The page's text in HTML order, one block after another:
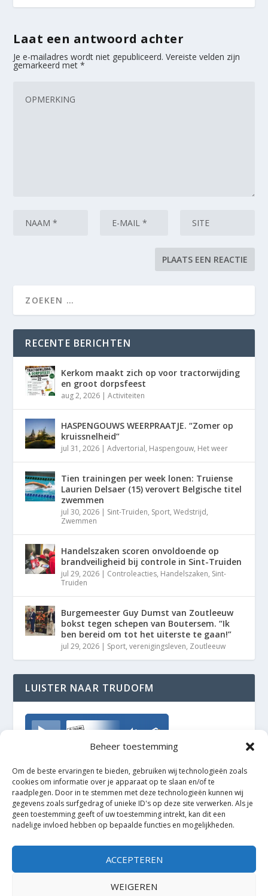
Beheer toestemming
Om de beste ervaringen te bieden, gebruiken wij technologieën zoals
cookies om informatie over je apparaat op te slaan en/of te
raadplegen. Door in te stemmen met deze technologieën kunnen wij
gegevens zoals surfgedrag of unieke ID's op deze site verwerken. Als je
geen toestemming geeft of uw toestemming intrekt, kan dit een
nadelige invloed hebben op bepaalde functies en mogelijkheden.
ACCEPTEREN
WEIGEREN
Laat een antwoord achter
Je e-mailadres wordt niet gepubliceerd. Vereiste velden zijn
gemarkeerd met*
RECENTE BERICHTEN
Kerkom maakt zich op voor tractorwijding
en groot dorpsfeest
aug 2, 2026 |Activiteiten
HASPENGOUWS WEERPRAATJE. “Zomer op
kruissnelheid”
jul 31, 2026 |Advertorial, Haspengouw, Het weer
Tien trainingen per week lonen: Truiense
Laurien Delsaer (15) verovert Belgische titel
zwemmen
jul 30, 2026 | Sint-Truiden, Sport,Wedstrijd,
Zwemmen
Handelszaken scoren onvoldoende op
brandveiligheid bij controle in Sint-Truiden
jul 29, 2026 | Controleacties, Handelszaken, Sint-
Truiden
Burgemeester Guy Dumst van Zoutleeuw
bokst tegen schepen van Boutersem. “Ik
ben bereid om tot het uiterste te gaan!”
jul 29, 2026 | Sport,verenigingsleven, Zoutleeuw
LUISTER NAAR TRUDOFM
TrudoFM